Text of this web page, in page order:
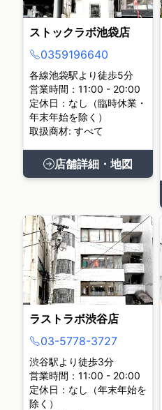
ストックラボ池袋店
0359196640
各線池袋駅より徒歩5分
営業時間：11:00 - 20:00
定休日：なし（臨時休業・
年末年始を除く）
取扱商材: すべて
店舗詳細・地図
ラストラボ渋谷店
03-5778-3727
渋谷駅より徒歩3分
営業時間：11:00 - 20:00
定休日：なし（年末年始を
除く）